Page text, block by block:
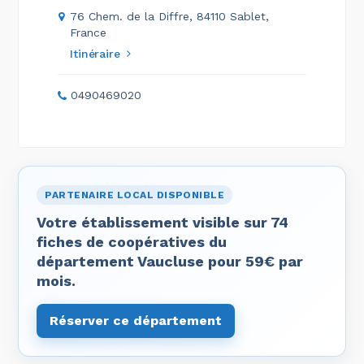
76 Chem. de la Diffre, 84110 Sablet,
France
Itinéraire
0490469020
PARTENAIRE LOCAL DISPONIBLE
Votre établissement visible sur 74
fiches de coopératives du
département Vaucluse pour 59€ par
mois.
Réserver ce département